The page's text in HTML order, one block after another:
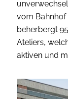
vom Bahnhof
beherbergt
Ateliers,
aktiven und